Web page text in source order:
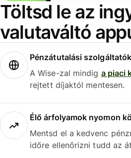
Töltsd le az
valutaváltó
Pénzátutalási
A Wise-zal mindig a piaci
rejtett díjaktól mentesen.
Élő árfolyamok nyomon
Mentsd el a kedvenc
időre ellenőrizni tudd az